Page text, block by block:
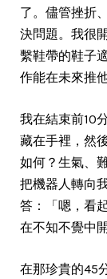
了。儘管挫折
決問題。我很
繫鞋帶的鞋子
作能在未來推
我在結束前10
藏在手裡，然
如何？生氣、
把機器人轉向
答：「嗯，看
在不知不覺中
在那珍貴的45